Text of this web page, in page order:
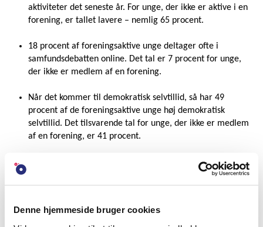
Denne hjemmeside bruger cookies
aktiviteter det seneste år. For unge, der ikke er aktive i en
forening, er tallet lavere – nemlig 65 procent.
18 procent af foreningsaktive unge deltager ofte i
samfundsdebatten online. Det tal er 7 procent for unge,
der ikke er medlem af en forening.
Når det kommer til demokratisk selvtillid, så har 49
procent af de foreningsaktive unge høj demokratisk
selvtillid. Det tilsvarende tal for unge, der ikke er medlem
af en forening, er 41 procent.
Antallet af unge med høj demokratisk selvtillid, hvilket er det
samme som sidste år.
”Vi skal vende udviklingen og styrke unges demokratiske